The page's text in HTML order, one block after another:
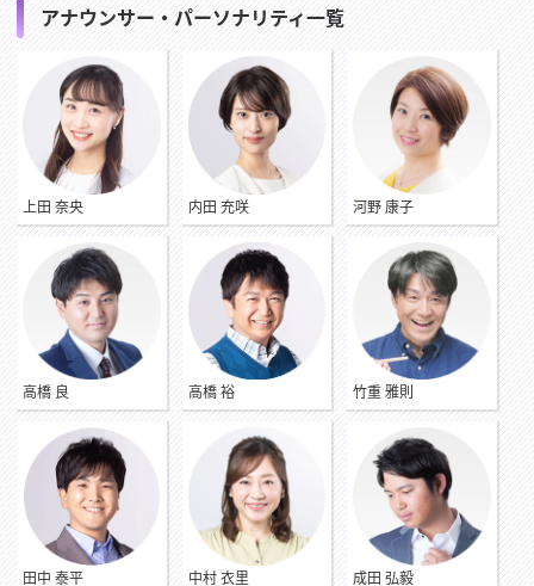
アナウンサー・パーソナリティ一覧
上田 奈央 内田 充咲 河野 康子
高橋 良 高橋 裕 竹重 雅則
田中 泰平 中村 衣里 成田 弘毅